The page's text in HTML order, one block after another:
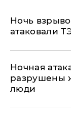
​Ночь
атаковали
​Ночная
разрушены
люди